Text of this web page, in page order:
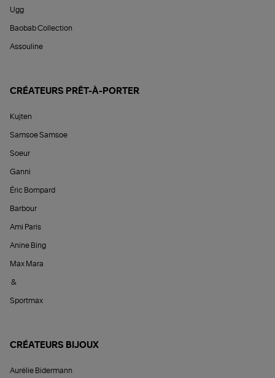
Ugg
Baobab Collection
Assouline
CRÉATEURS PRÊT-À-PORTER
Kujten
Samsoe Samsoe
Soeur
Ganni
Éric Bompard
Barbour
Ami Paris
Anine Bing
Max Mara
&
Sportmax
CRÉATEURS BIJOUX
Aurélie Bidermann